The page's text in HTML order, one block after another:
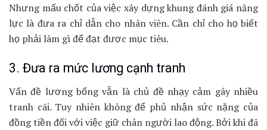
Nhưng mấu chốt của việc xây dựng khung đánh giá năng
lực là đưa ra chỉ dẫn cho nhân viên. Cần chỉ cho họ biết
họ phải làm gì để đạt được mục tiêu.
3. Đưa ra mức lương cạnh tranh
Vấn đề lương bổng vẫn là chủ đề nhạy cảm gây nhiều
tranh cãi. Tuy nhiên không để phủ nhận sức nặng của
đồng tiền đối với việc giữ chân người lao động. Bởi khi đã